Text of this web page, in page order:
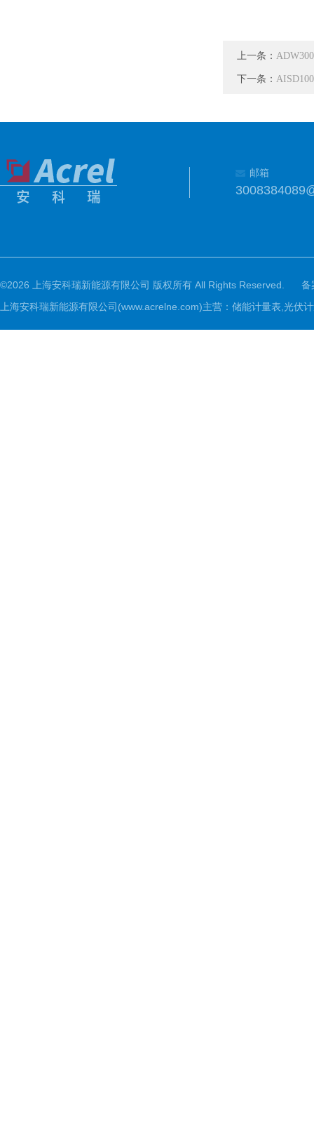
上一条：
下一条：
邮箱
©2026 上海安科瑞新能源有限公司 版权所有 All Rights Reserved.
备
上海安科瑞新能源有限公司(www.acrelne.com)主营：储能计量表,光伏